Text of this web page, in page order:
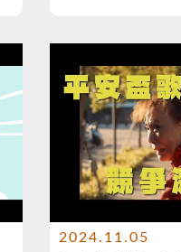
2024.11.05